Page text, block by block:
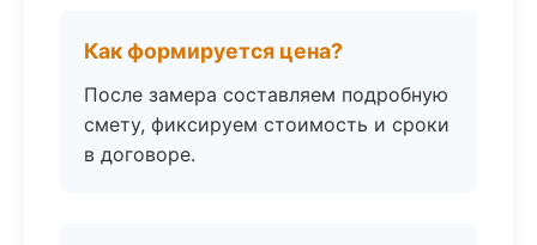
Как формируется цена?
После замера составляем подробную
смету, фиксируем стоимость и сроки
в договоре.